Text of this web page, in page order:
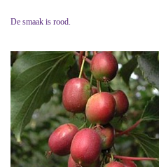
De smaak is rood.